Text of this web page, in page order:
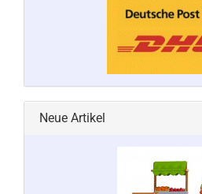
Neue Artikel